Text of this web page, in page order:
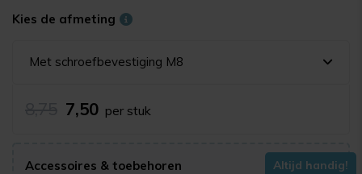
Kies de afmeting
Met schroefbevestiging M8
7,50 per stuk
Altijd handig!
Accessoires & toebehoren